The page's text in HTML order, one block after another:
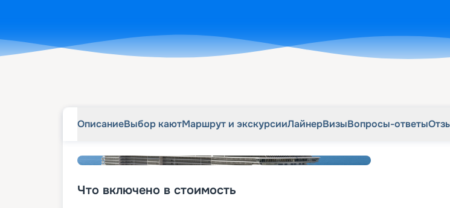
ОписаниеВыбор каютМаршрут и экскурсииЛайнерВизыВопросы-ответы
Что включено в стоимость